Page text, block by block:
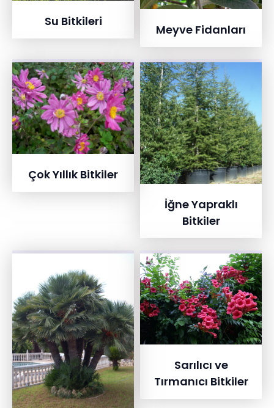
Su Bitkileri
Meyve Fidanları
Çok Yıllık Bitkiler
İğne Yapraklı
Bitkiler
Sarılıcı ve
Tırmanıcı Bitkiler